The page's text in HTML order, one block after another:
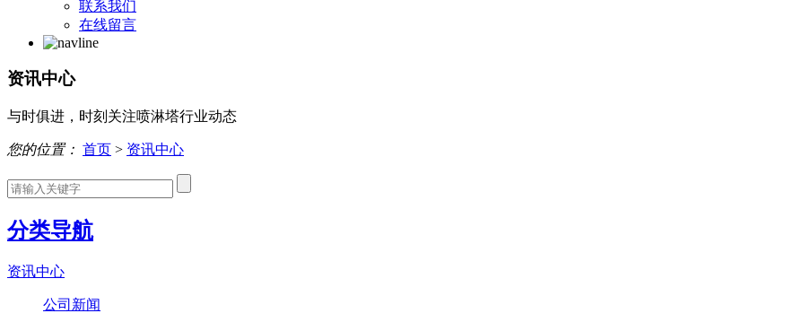
联系我们
在线留言
资讯中心
与时俱进，时刻关注喷淋塔行业动态
您的位置： 首页 > 资讯中心
分类导航
资讯中心
公司新闻